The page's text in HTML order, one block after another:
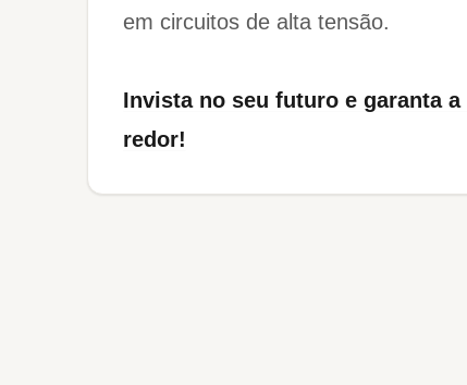
em circuitos de alta tensão.
​​​​​​​Invista no seu futuro e garanta
redor!​​​​​​​​​​​​​​